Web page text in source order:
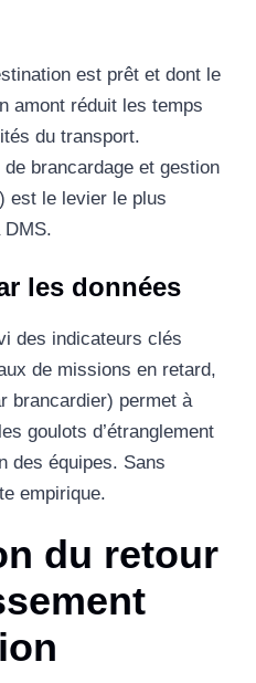
est prêt et dont le
amont réduit les temps
du transport.
de brancardage et gestion
est le levier le plus
les données
des indicateurs clés
de missions en retard,
brancardier) permet à
goulots d’étranglement
des équipes. Sans
empirique.
du retour